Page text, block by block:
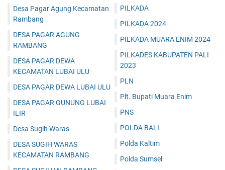
Desa Pagar Agung Kecamatan
Rambang
DESA PAGAR AGUNG
RAMBANG
DESA PAGAR DEWA
KECAMATAN LUBAI ULU
DESA PAGAR DEWA LUBAI ULU
DESA PAGAR GUNUNG LUBAI
ILIR
Desa Sugih Waras
DESA SUGIH WARAS
KECAMATAN RAMBANG
PILKADA
PILKADA 2024
PILKADA MUARA ENIM 2024
PILKADES KABUPATEN PALI
2023
PLN
Plt. Bupati Muara Enim
PNS
POLDA BALI
Polda Kaltim
Polda Sumsel